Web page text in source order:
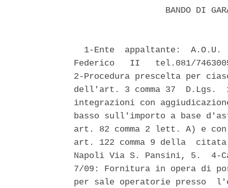
BANDO DI
1-Ente  appaltante:  A.O.U.
Federico   II   tel.081/
2-Procedura prescelta per
dell'art. 3 comma 37  D.Lgs.
integrazioni con
basso sull'importo a base
art. 82 comma 2 lett. A) e
art. 122 comma 9 della
Napoli Via S. Pansini, 5.
7/09: Fornitura in opera di
per sale operatorie presso